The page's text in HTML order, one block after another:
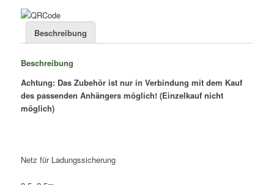
Beschreibung
Beschreibung
Achtung: Das Zubehör ist nur in Verbindung mit dem Kauf
des passenden Anhängers möglich! (Einzelkauf nicht
möglich)
Netz für Ladungssicherung